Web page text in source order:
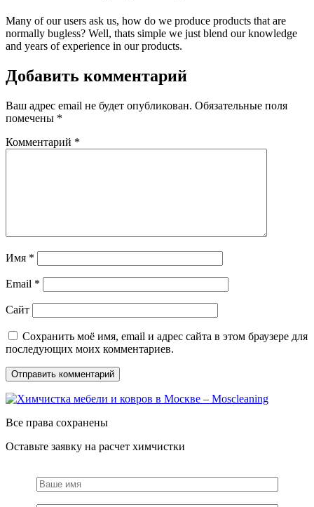
Many of our users ask us, how do we produce products that are
normally bugless? Well, thats simple we just blend our knowledge
and years of experience in our products.
Добавить комментарий
Ваш адрес email не будет опубликован. Обязательные поля
помечены *
Комментарий *
Имя *
Email *
Сайт
Сохранить моё имя, email и адрес сайта в этом браузере для
последующих моих комментариев.
Все права сохранены
Оставьте заявку на расчет химчистки